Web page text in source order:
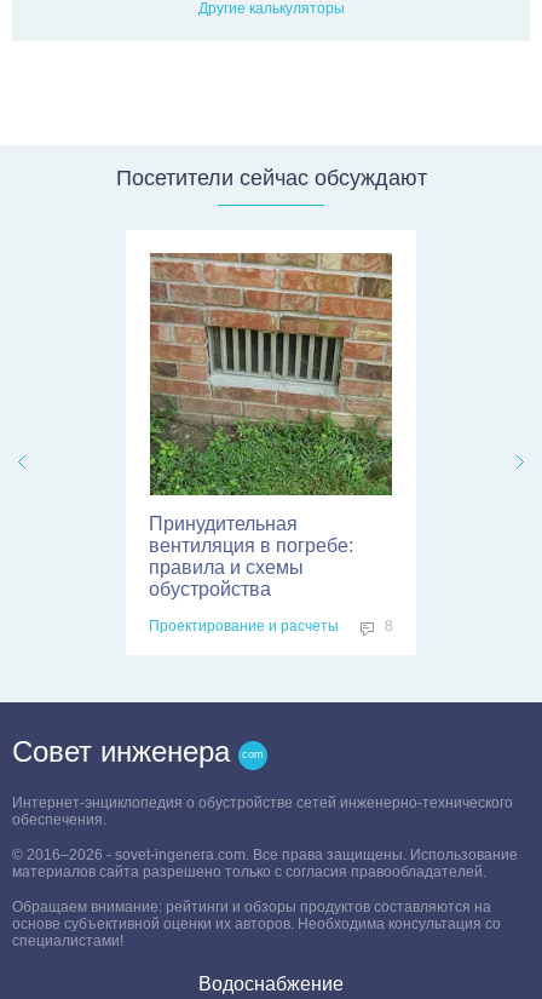
Другие калькуляторы
Посетители сейчас обсуждают
Принудительная
вентиляция в погребе:
правила и схемы
обустройства
Проектирование и расчеты 8
Совет инженера
Интернет-энциклопедия о обустройстве сетей инженерно-технического
обеспечения.
© 2016–2026 - sovet-ingenera.com. Все права защищены. Использование
материалов сайта разрешено только с согласия правообладателей.
Обращаем внимание: рейтинги и обзоры продуктов составляются на
основе субъективной оценки их авторов. Необходима консультация со
специалистами!
Водоснабжение